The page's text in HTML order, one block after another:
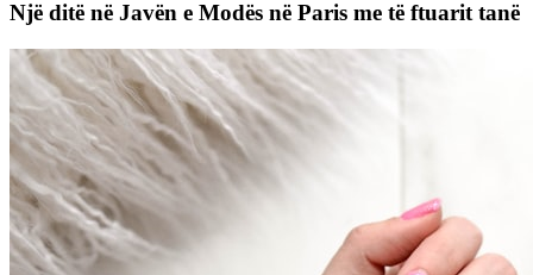
Një ditë në Javën e Modës në Paris me të ftuarit tanë